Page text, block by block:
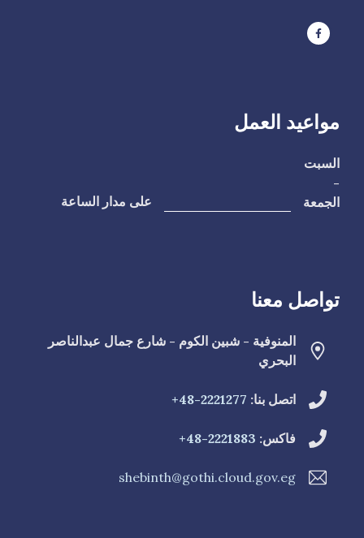
مواعيد العمل
السبت
-
الجمعة
على مدار الساعة
تواصل معنا
المنوفية - شبين الكوم - شارع جمال عبدالناصر
البحري
اتصل بنا: 2221277-48+
فاكس: 2221883-48+
shebinth@gothi.cloud.gov.eg